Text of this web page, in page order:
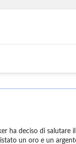
ha deciso di salutare
un oro e un